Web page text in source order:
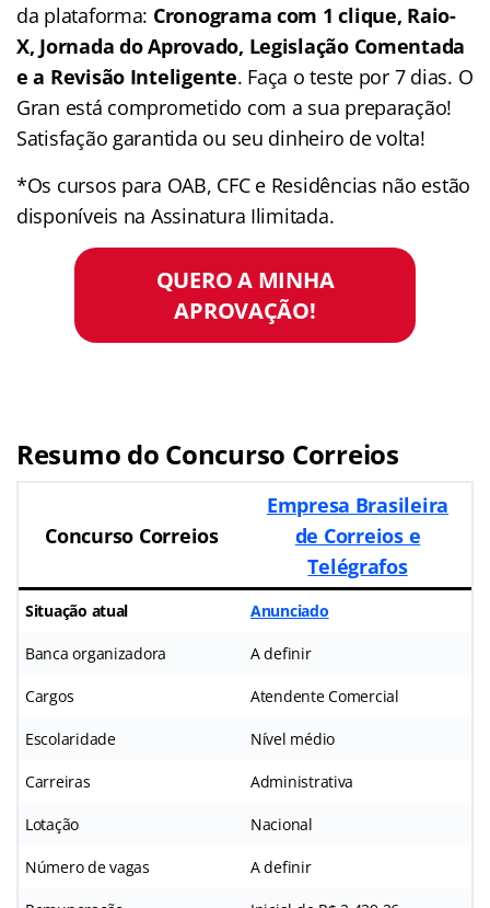
da plataforma: Cronograma com 1 clique, Raio-
X, Jornada do Aprovado, Legislação Comentada
e a Revisão Inteligente. Faça o teste por 7 dias. O
Gran está comprometido com a sua preparação!
Satisfação garantida ou seu dinheiro de volta!
*Os cursos para OAB, CFC e Residências não estão
disponíveis na Assinatura Ilimitada.
QUERO A MINHA
APROVAÇÃO!
Resumo do Concurso Correios
Concurso Correios
Empresa Brasileira
de Correios e
Telégrafos
Situação atual Anunciado
Banca organizadora A definir
Cargos Atendente Comercial
Escolaridade Nível médio
Carreiras Administrativa
Lotação Nacional
Número de vagas A definir